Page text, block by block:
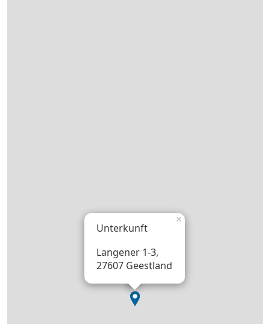
Unterkunft
Langener 1-3,
27607 Geestland
×